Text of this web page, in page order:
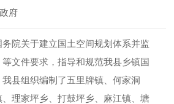
府
务院关于建立国土空间规划体系并监
文件要求，指导和规范我县乡镇国
县组织编制了五里牌镇、何家洞
理家坪乡、打鼓坪乡、麻江镇、塘